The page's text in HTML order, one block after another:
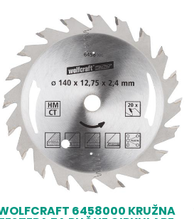
6458000 KRUŽNA